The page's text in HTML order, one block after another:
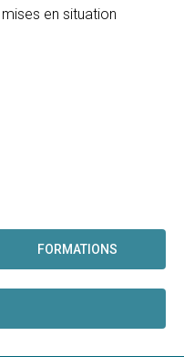
en situation
FORMATIONS